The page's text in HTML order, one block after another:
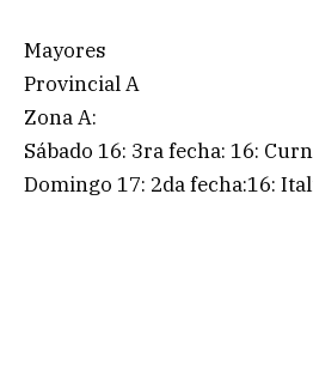
Mayores
Provincial A
Zona A:
Sábado 16: 3ra fecha: 16:
Domingo 17: 2da fecha:16: